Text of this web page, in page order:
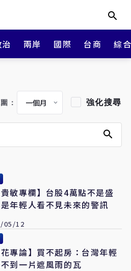
兩岸 國際 台商 綜
： 強化搜尋
貴敏專欄】台股4萬點不是盛
年輕人看不見未來的警訊
05/12
花專論】買不起房：台灣年輕
到一片遮風雨的瓦